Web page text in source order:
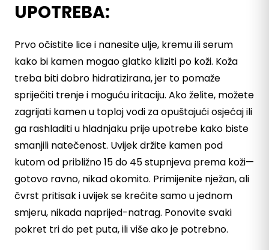
UPOTREBA:
Prvo očistite lice i nanesite ulje, kremu ili serum
kako bi kamen mogao glatko kliziti po koži. Koža
treba biti dobro hidratizirana, jer to pomaže
spriječiti trenje i moguću iritaciju. Ako želite, možete
zagrijati kamen u toploj vodi za opuštajući osjećaj ili
ga rashladiti u hladnjaku prije upotrebe kako biste
smanjili natečenost. Uvijek držite kamen pod
kutom od približno 15 do 45 stupnjeva prema koži—
gotovo ravno, nikad okomito. Primijenite nježan, ali
čvrst pritisak i uvijek se krećite samo u jednom
smjeru, nikada naprijed-natrag. Ponovite svaki
pokret tri do pet puta, ili više ako je potrebno.